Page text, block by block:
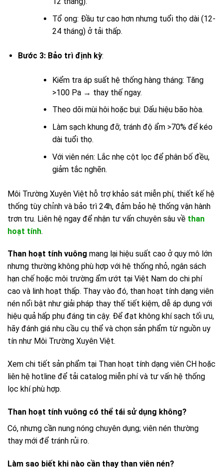
Tổ ong: Đầu tư cao hơn nhưng tuổi thọ dài (12-
24 tháng) ở tải thấp.
Bước 3: Bảo trì định kỳ:
Kiểm tra áp suất hệ thống hàng tháng: Tăng
>100 Pa → thay thế ngay.
Theo dõi mùi hôi hoặc bụi: Dấu hiệu bão hòa.
Làm sạch khung đỡ, tránh độ ẩm >70% để kéo
dài tuổi thọ.
Với viên nén: Lắc nhẹ cột lọc để phân bố đều,
giảm tắc nghẽn.
Môi Trường Xuyên Việt hỗ trợ khảo sát miễn phí, thiết kế hệ
thống tùy chỉnh và bảo trì 24h, đảm bảo hệ thống vận hành
trơn tru. Liên hệ ngay để nhận tư vấn chuyên sâu về than
hoạt tính.
Than hoạt tính vuông mang lại hiệu suất cao ở quy mô lớn
nhưng thường không phù hợp với hệ thống nhỏ, ngân sách
hạn chế hoặc môi trường ẩm ướt tại Việt Nam do chi phí
cao và linh hoạt thấp. Thay vào đó, than hoạt tính dạng viên
nén nổi bật như giải pháp thay thế tiết kiệm, dễ áp dụng với
hiệu quả hấp phụ đáng tin cậy. Để đạt không khí sạch tối ưu,
hãy đánh giá nhu cầu cụ thể và chọn sản phẩm từ nguồn uy
tín như Môi Trường Xuyên Việt.
Xem chi tiết sản phẩm tại Than hoạt tính dạng viên CH hoặc
liên hệ hotline để tải catalog miễn phí và tư vấn hệ thống
lọc khí phù hợp.
Than hoạt tính vuông có thể tái sử dụng không?
Có, nhưng cần nung nóng chuyên dụng; viên nén thường
thay mới để tránh rủi ro.
Làm sao biết khi nào cần thay than viên nén?